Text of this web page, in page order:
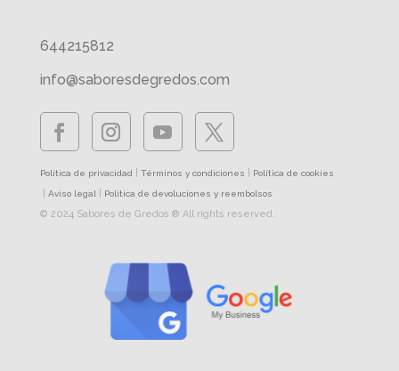
644215812
info@saboresdegredos.com
Política de privacidad Términos y condiciones Política de cookies
Aviso legal| Política de devoluciones y reembolsos
© 2024 Sabores de Gredos ® All rights reserved.